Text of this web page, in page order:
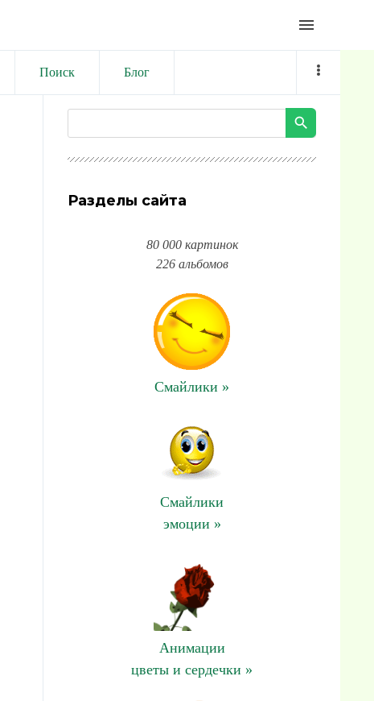
menu
Поиск Блог
Разделы сайта
80 000 картинок
226 альбомов
Смайлики »
Смайлики
эмоции »
Анимации
цветы и сердечки »